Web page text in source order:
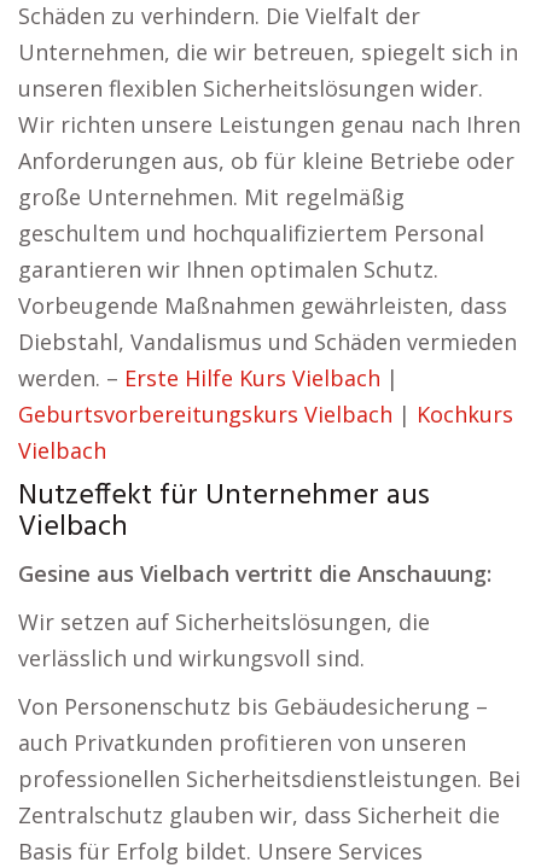
Schäden zu verhindern. Die Vielfalt der
Unternehmen, die wir betreuen, spiegelt sich in
unseren flexiblen Sicherheitslösungen wider.
Wir richten unsere Leistungen genau nach Ihren
Anforderungen aus, ob für kleine Betriebe oder
große Unternehmen. Mit regelmäßig
geschultem und hochqualifiziertem Personal
garantieren wir Ihnen optimalen Schutz.
Vorbeugende Maßnahmen gewährleisten, dass
Diebstahl, Vandalismus und Schäden vermieden
werden. – Erste Hilfe Kurs Vielbach |
Geburtsvorbereitungskurs Vielbach | Kochkurs
Vielbach
Nutzeffekt für Unternehmer aus
Vielbach
Gesine aus Vielbach vertritt die Anschauung:
Wir setzen auf Sicherheitslösungen, die
verlässlich und wirkungsvoll sind.
Von Personenschutz bis Gebäudesicherung –
auch Privatkunden profitieren von unseren
professionellen Sicherheitsdienstleistungen. Bei
Zentralschutz glauben wir, dass Sicherheit die
Basis für Erfolg bildet. Unsere Services